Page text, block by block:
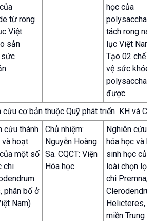
từ rong
Việt
sản
sức
học của
tách rong
lục Việt Nam
Tạo 02 chế
vệ sức khỏe
được.
cơ bản thuộc Quỹ phát triển KH và CN
cứu thành
và hoạt
một số
chi
phân bố ở
Nam)
Chủ nhiệm:
Nguyễn Hoàng
Sa. CQCT: Viện
Hóa học
Nghiên cứu
hóa học và
sinh học của
loài chọn lọc
chi Premna,
Helicteres,
miền Trung